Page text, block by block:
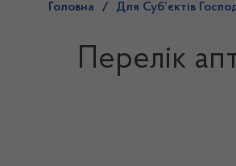
Головна / Для Суб’єктів
Перелік